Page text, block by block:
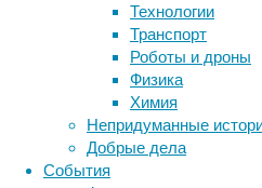
Технологии
Транспорт
Роботы и дроны
Физика
Химия
Непридуманные
Добрые дела
События
Остров
Пасхи
(местное
название
—
Рапа-
Нуи)
лекарства
мозг наука
нейробиология
нейрофизиология
онкология
поведение